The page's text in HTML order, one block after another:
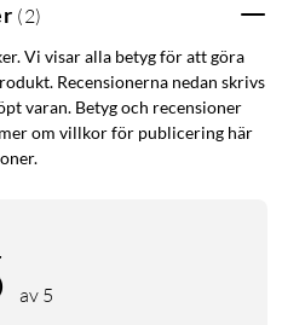
och macOS.
enheter och har stöd för
via Bluetooth eller Logi
skonsammare för
(2)
Vi visar alla betyg för att göra
Recensionerna nedan skrivs
varan. Betyg och recensioner
om villkor för publicering här
av 5